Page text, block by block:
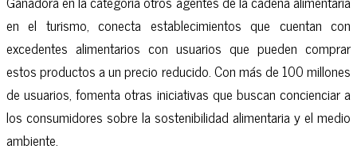
en el turismo, conecta establecimientos que cuentan con
excedentes alimentarios con usuarios que pueden comprar
estos productos a un precio reducido. Con más de 100 millones
de usuarios, fomenta otras iniciativas que buscan concienciar a
los consumidores sobre la sostenibilidad alimentaria y el medio
ambiente.